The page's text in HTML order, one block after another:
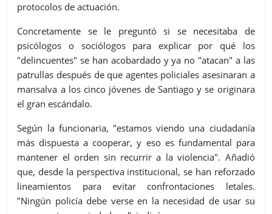
protocolos de actuación.
Concretamente se le preguntó si se necesitaba de
psicólogos o sociólogos para explicar por qué los
"delincuentes" se han acobardado y ya no "atacan" a las
patrullas después de que agentes policiales asesinaran a
mansalva a los cinco jóvenes de Santiago y se originara
el gran escándalo.
Según la funcionaria, "estamos viendo una ciudadanía
más dispuesta a cooperar, y eso es fundamental para
mantener el orden sin recurrir a la violencia". Añadió
que, desde la perspectiva institucional, se han reforzado
lineamientos para evitar confrontaciones letales.
"Ningún policía debe verse en la necesidad de usar su